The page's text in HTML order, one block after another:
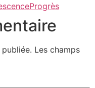
Progrès
Les champs